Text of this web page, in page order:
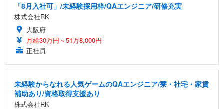
「8月入社可」/未経験採用枠/QAエンジニア/研修充実
株式会社RK
大阪府
月給30万円～51万8,000円
正社員
未経験からなれる人気ゲームのQAエンジニア/寮・社宅・家賃
補助あり/資格取得支援あり
株式会社RK